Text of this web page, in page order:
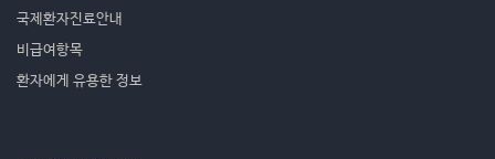
국제환자진료안내
비급여항목
환자에게 유용한 정보